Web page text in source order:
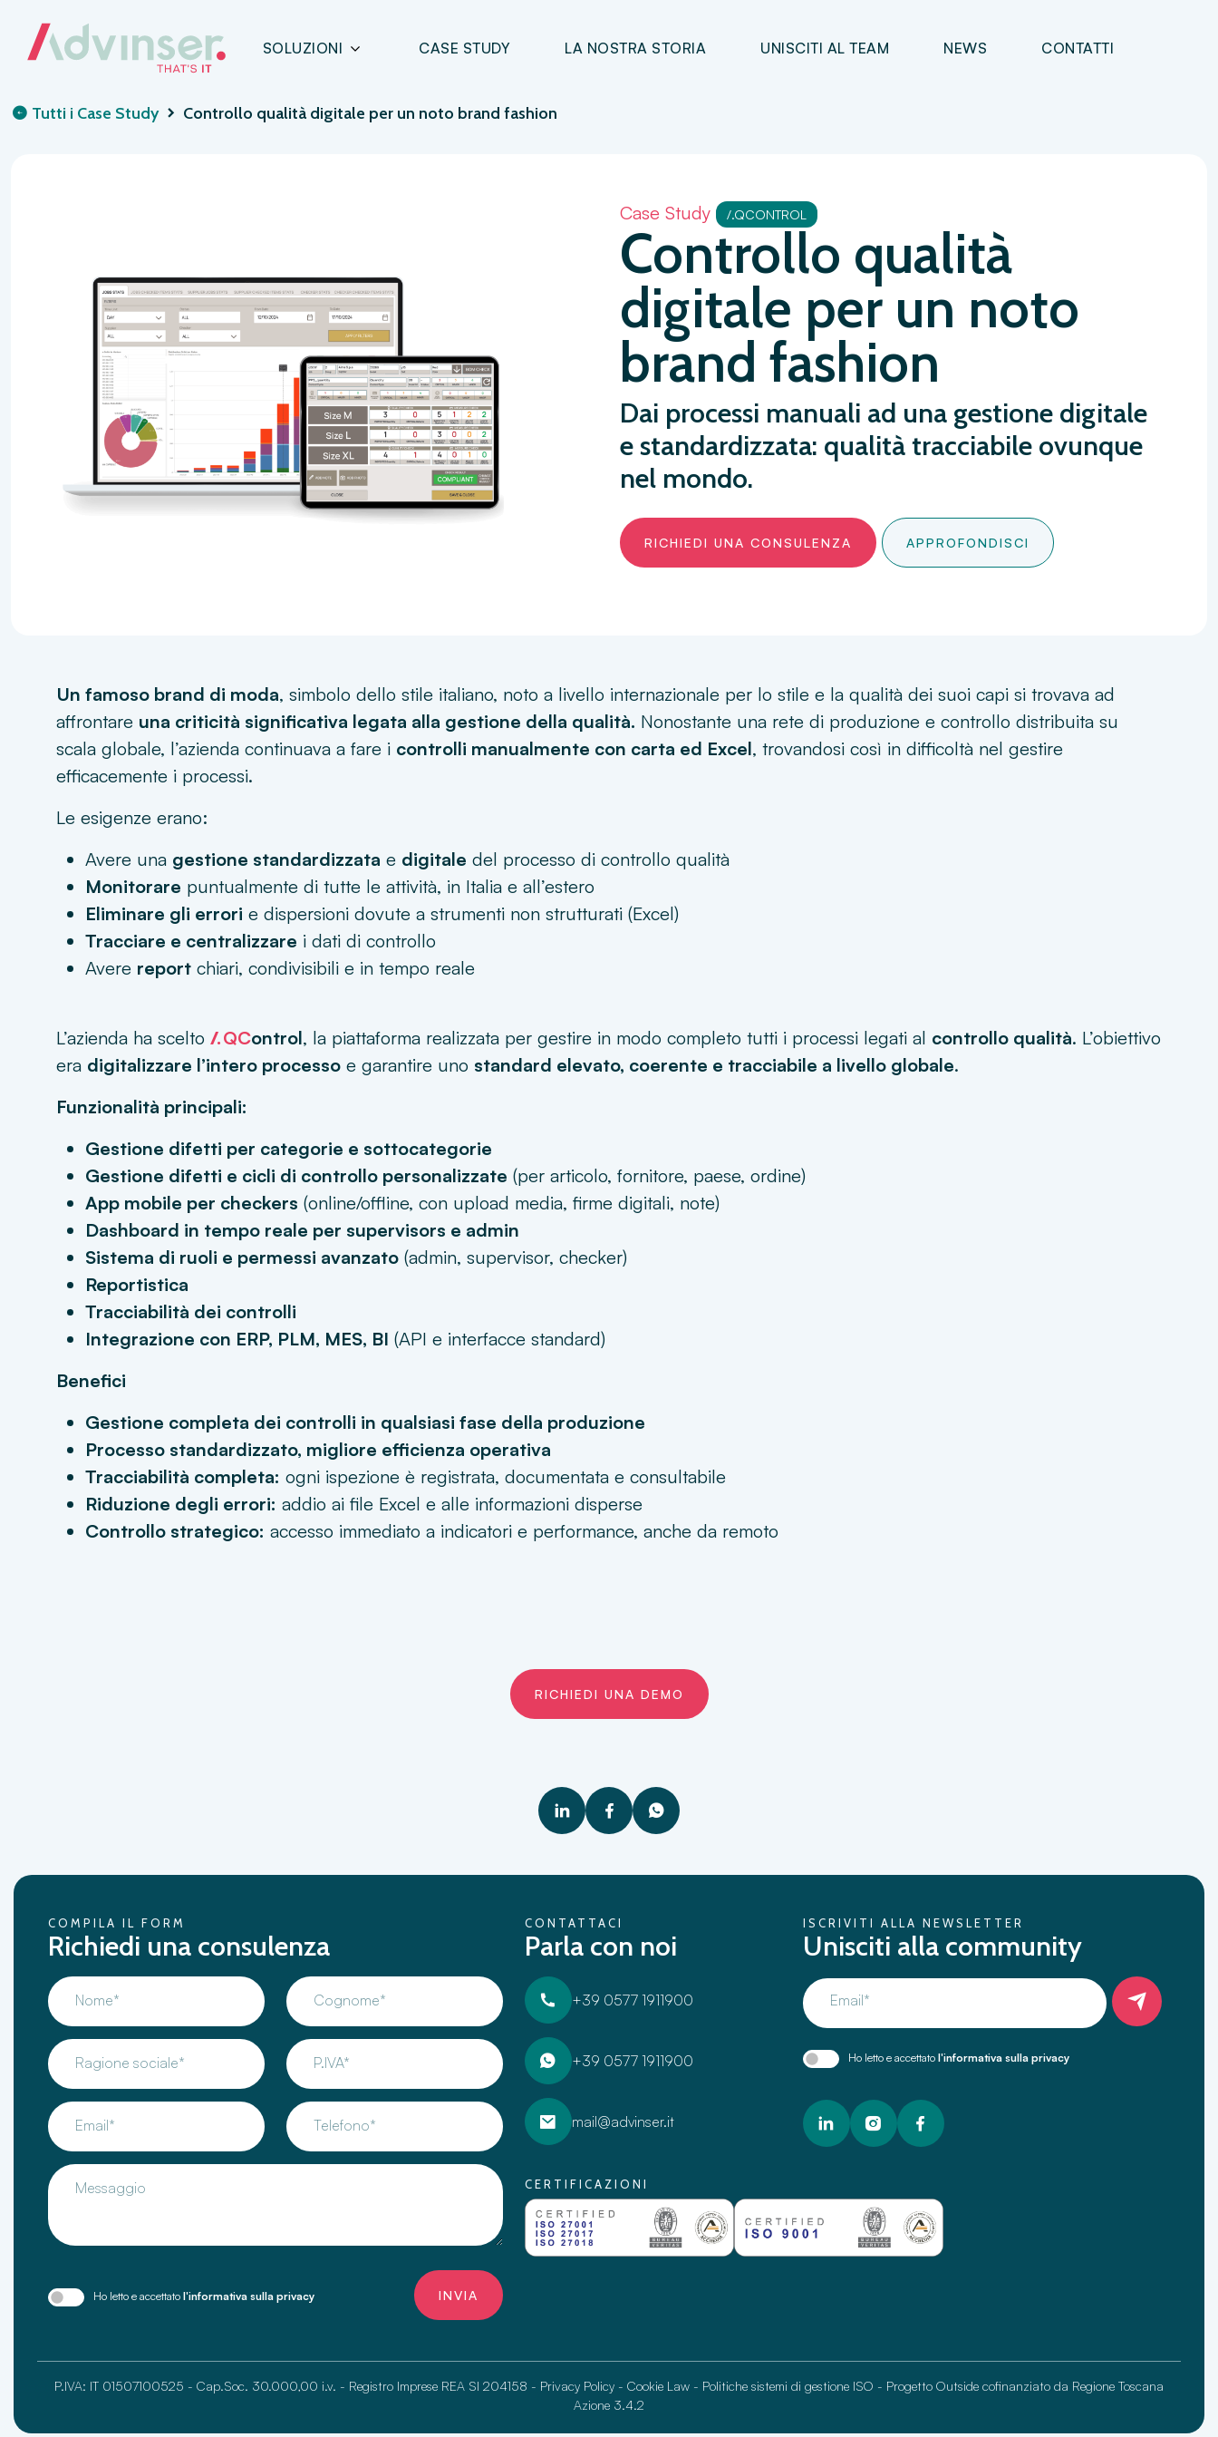
SOLUZIONI CASE STUDY LA NOSTRA STORIA UNISCITI AL TEAM NEWS CONTATTI
Tutti i Case Study Controllo qualità digitale per un noto brand fashion
Case Study /.QCONTROL
Controllo qualità
digitale per un noto
brand fashion
Dai processi manuali ad una gestione digitale
e standardizzata: qualità tracciabile ovunque
nel mondo.
RICHIEDI UNA CONSULENZA APPROFONDISCI
Un famoso brand di moda, simbolo dello stile italiano, noto a livello internazionale per lo stile e la qualità dei suoi capi si trovava ad
affrontare una criticità significativa legata alla gestione della qualità. Nonostante una rete di produzione e controllo distribuita su
scala globale, l’azienda continuava a fare i controlli manualmente con carta ed Excel, trovandosi così in difficoltà nel gestire
efficacemente i processi.
Le esigenze erano:
Avere una gestione standardizzata e digitale del processo di controllo qualità
Monitorare puntualmente di tutte le attività, in Italia e all’estero
Eliminare gli errori e dispersioni dovute a strumenti non strutturati (Excel)
Tracciare e centralizzare i dati di controllo
Avere report chiari, condivisibili e in tempo reale
L’azienda ha scelto /. QControl, la piattaforma realizzata per gestire in modo completo tutti i processi legati al controllo qualità. L’obiettivo
era digitalizzare l’intero processo e garantire uno standard elevato, coerente e tracciabile a livello globale.
Funzionalità principali:
Gestione difetti per categorie e sottocategorie
Gestione difetti e cicli di controllo personalizzate (per articolo, fornitore, paese, ordine)
App mobile per checkers (online/offline, con upload media, firme digitali, note)
Dashboard in tempo reale per supervisors e admin
Sistema di ruoli e permessi avanzato (admin, supervisor, checker)
Reportistica
Tracciabilità dei controlli
Integrazione con ERP, PLM, MES, BI (API e interfacce standard)
Benefici
Gestione completa dei controlli in qualsiasi fase della produzione
Processo standardizzato, migliore efficienza operativa
Tracciabilità completa: ogni ispezione è registrata, documentata e consultabile
Riduzione degli errori: addio ai file Excel e alle informazioni disperse
Controllo strategico: accesso immediato a indicatori e performance, anche da remoto
RICHIEDI UNA DEMO
COMPILA IL FORM
Richiedi una consulenza
Nome* Cognome*
Ragione sociale* P.IVA*
Email* Telefono*
Messaggio
Ho letto e accettato l'informativa sulla privacy INVIA
CONTATTACI
Parla con noi
+39 0577 1911900
+39 0577 1911900
mail@advinser.it
ISCRIVITI ALLA NEWSLETTER
Unisciti alla community
Email*
Ho letto e accettato l'informativa sulla privacy
CERTIFICAZIONI
P.IVA: IT 01507100525 - Cap.Soc. 30.000,00 i.v. - Registro Imprese REA SI 204158 - Privacy Policy - Cookie Law - Politiche sistemi di gestione ISO - Progetto Outside cofinanziato da Regione Toscana
Azione 3.4.2